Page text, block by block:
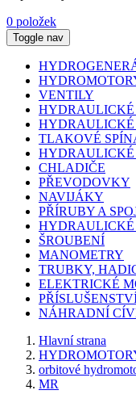
0 položek
Toggle nav
VENTILY
TLAKOVÉ
HYDRAULICKÉ
CHLADIČE
PŘEVODOVKY
NAVIJÁKY
PŘÍRUBY A
ŠROUBENÍ
MANOMETRY
TRUBKY,
ELEKTRICKÉ
NÁHRADNÍ
Hlavní strana
orbitové
MR